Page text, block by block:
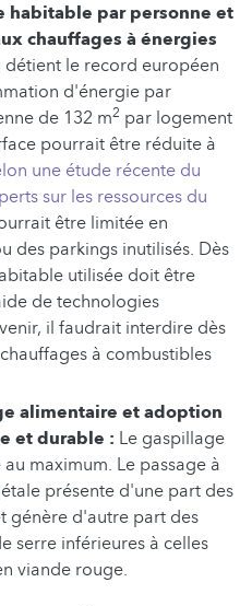
habitable par personne et
chauffages à énergies
détient le record européen
d'énergie par
de 132 m2 par logement
pourrait être réduite à
une étude récente du
sur les ressources du
être limitée en
des parkings inutilisés. Dès
utilisée doit être
de technologies
il faudrait interdire dès
à combustibles
alimentaire et adoption
et durable : Le gaspillage
maximum. Le passage à
présente d'une part des
génère d'autre part des
serre inférieures à celles
viande rouge.